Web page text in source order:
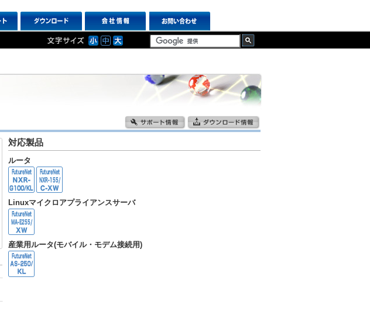
対応製品
ルータ
Linuxマイクロアプライアンスサーバ
産業用ルータ(モバイル・モデム接続用)